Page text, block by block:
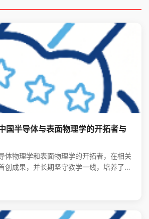
国半导体与表面物理学的开拓者与
体物理学和表面物理学的开拓者，在相关
创成果，并长期坚守教学一线，培养了大